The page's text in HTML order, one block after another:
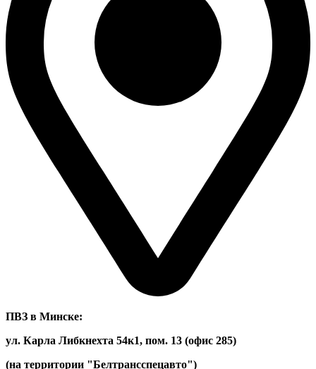
ПВЗ в Минске:
ул. Карла Либкнехта 54к1, пом. 13 (офис 285)
(на территории "Белтрансспецавто")